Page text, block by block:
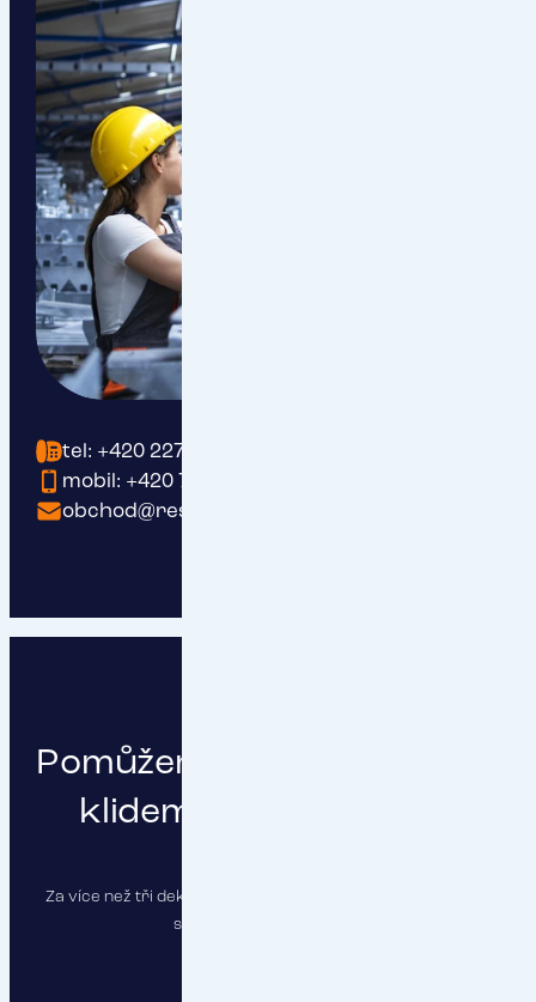
tel: +420 227 200 191
mobil: +420 737 203 409
obchod@respect.cz
Pomůžeme vám podnikat s
klidem a čistou hlavou
Za více než tři dekády jsme pojistili stovky firem a najdeme
správné řešení i pro vás.